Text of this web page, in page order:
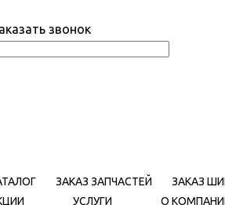
звонок
ЗАКАЗ ЗАПЧАСТЕЙ
ЗАКАЗ
УСЛУГИ
О